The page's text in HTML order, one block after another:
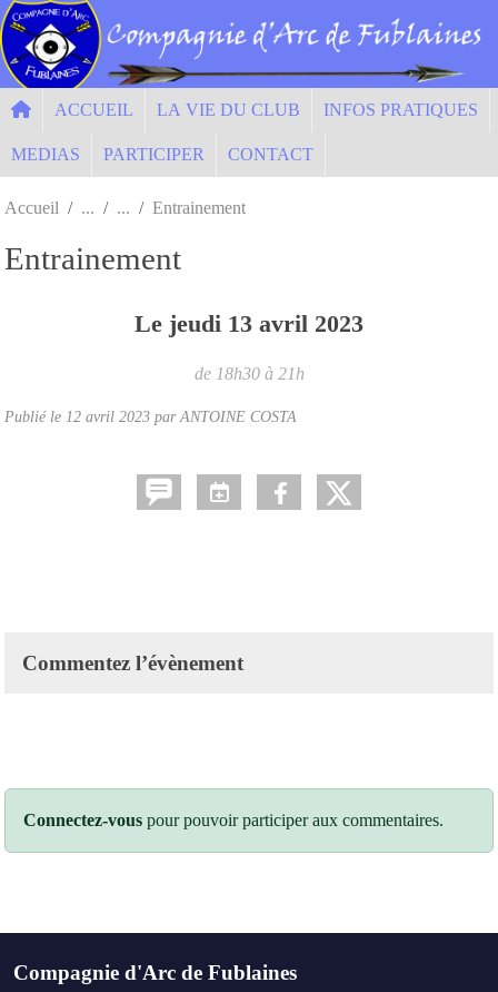
ACCUEIL LA VIE DU CLUB INFOS PRATIQUES
MEDIAS PARTICIPER CONTACT
Accueil Entrainement
Entrainement
Le jeudi 13 avril 2023
de 18h30 à 21h
Publié le 12 avril 2023 par ANTOINE COSTA
Commentez l’évènement
Connectez-vous pour pouvoir participer aux commentaires.
Compagnie d'Arc de Fublaines
Panneau de gestion des cookies